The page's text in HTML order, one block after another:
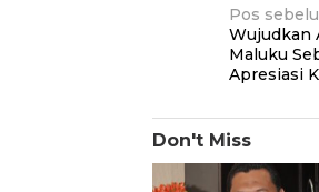
pos
Pos
Wujudkan
Maluku
Apresiasi
Don't Miss